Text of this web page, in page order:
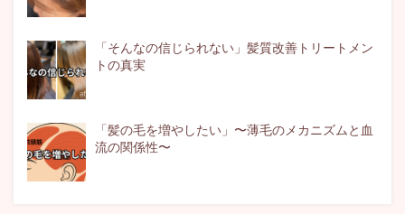
「そんなの信じられない」髪質改善トリートメン
トの真実
「髪の毛を増やしたい」〜薄毛のメカニズムと血
流の関係性〜